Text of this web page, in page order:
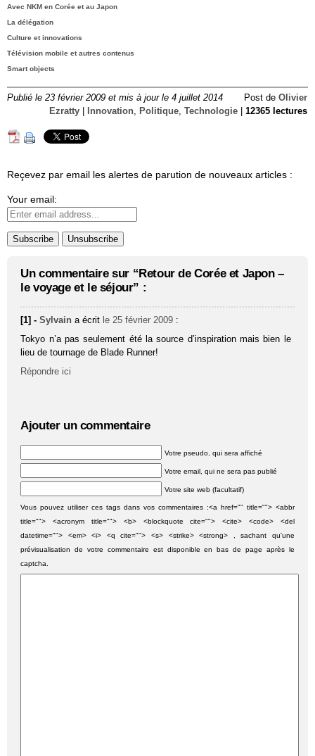
Avec NKM en Corée et au Japon
La délégation
Culture et innovations
Télévision mobile et autres contenus
Smart objects
Publié le 23 février 2009 et mis à jour le 4 juillet 2014 Post de Olivier
Ezratty
Innovation Politique Technologie 12365 lectures
Reçevez par email les alertes de parution de nouveaux articles :
Your email:
Un commentaire sur “Retour de Corée et Japon –
le voyage et le séjour” :
[1] -Sylvain a écrit le 25 février 2009 :
Tokyo n’a pas seulement été la source d’inspiration mais bien le
lieu de tournage de Blade Runner!
Répondre ici
Ajouter un commentaire
Votre pseudo, qui sera affiché
Votre email, qui ne sera pas publié
Votre site web (facultatif)
Vous pouvez utiliser ces tags dans vos commentaires :<a href="" title=""> <abbr
title=""> <acronym title=""> <b> <blockquote cite=""> <cite> <code> <del
datetime=""> <em> <i> <q cite=""> <s> <strike> <strong> , sachant qu'une
prévisualisation de votre commentaire est disponible en bas de page après le
captcha.